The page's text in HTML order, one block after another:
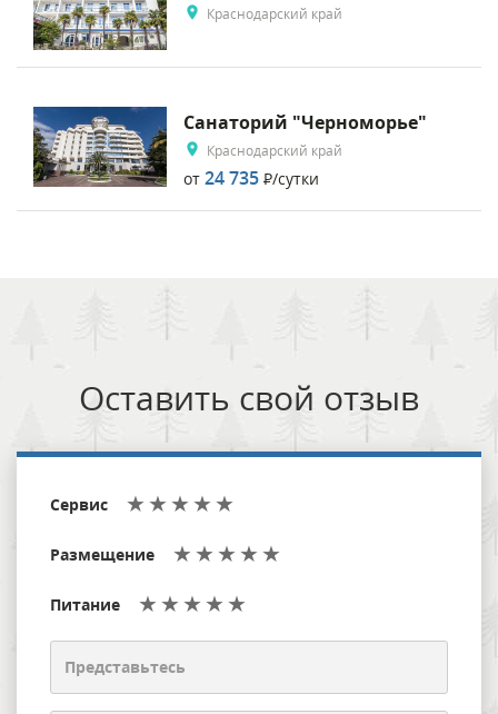
Краснодарский край
Санаторий "Черноморье"
Краснодарский край
от 24 735 Р/сутки
Оставить свой отзыв
Сервис
Размещение
Питание